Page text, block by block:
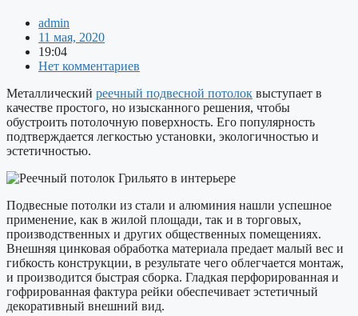
admin
11 мая, 2020
19:04
Нет комментариев
Металлический реечный подвесной потолок выступает в
качестве простого, но изысканного решения, чтобы
обустроить потолочную поверхность. Его популярность
подтверждается легкостью установки, экологичностью и
эстетичностью.
Подвесные потолки из стали и алюминия нашли успешное
применение, как в жилой площади, так и в торговых,
производственных и других общественных помещениях.
Внешняя цинковая обработка материала предает малый вес и
гибкость конструкции, в результате чего облегчается монтаж,
и производится быстрая сборка. Гладкая перфорированная и
гофрированная фактура рейки обеспечивает эстетичный
декоративный внешний вид.